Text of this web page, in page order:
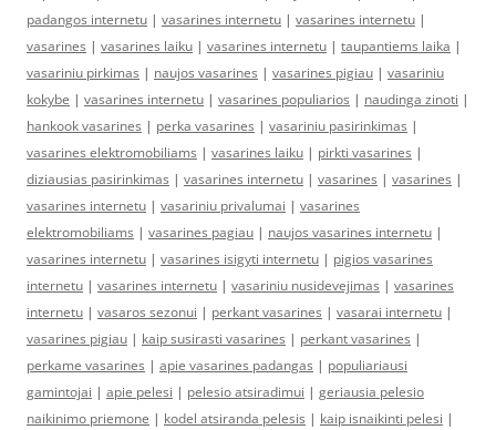
padangos internetu | vasarines internetu | vasarines internetu |
vasarines | vasarines laiku | vasarines internetu | taupantiems laika |
vasariniu pirkimas | naujos vasarines | vasarines pigiau | vasariniu
kokybe | vasarines internetu | vasarines populiarios | naudinga zinoti |
hankook vasarines | perka vasarines | vasariniu pasirinkimas |
vasarines elektromobiliams | vasarines laiku | pirkti vasarines |
diziausias pasirinkimas | vasarines internetu | vasarines | vasarines |
vasarines internetu | vasariniu privalumai | vasarines
elektromobiliams | vasarines pagiau | naujos vasarines internetu |
vasarines internetu | vasarines isigyti internetu | pigios vasarines
internetu | vasarines internetu | vasariniu nusidevejimas | vasarines
internetu | vasaros sezonui | perkant vasarines | vasarai internetu |
vasarines pigiau | kaip susirasti vasarines | perkant vasarines |
perkame vasarines | apie vasarines padangas | populiariausi
gamintojai | apie pelesi | pelesio atsiradimui | geriausia pelesio
naikinimo priemone | kodel atsiranda pelesis | kaip isnaikinti pelesi |